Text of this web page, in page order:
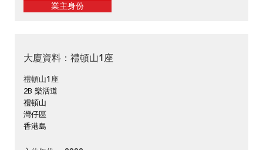
業主身份
大廈資料：禮頓山1座
禮頓山1座
2B 樂活道
禮頓山
灣仔區
香港島